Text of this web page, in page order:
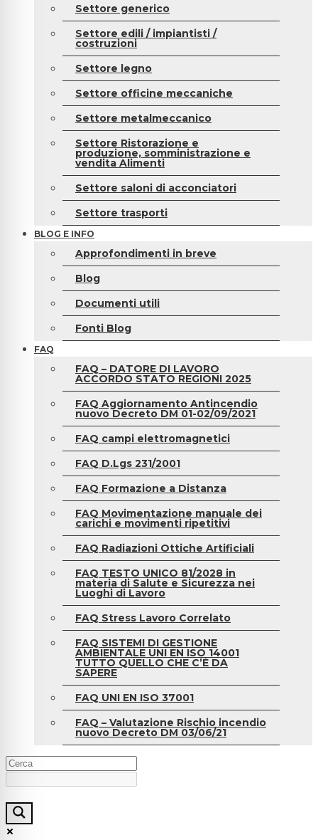
Settore generico
Settore edili / impiantisti /
costruzioni
Settore legno
Settore officine meccaniche
Settore metalmeccanico
Settore Ristorazione e
produzione, somministrazione e
vendita Alimenti
Settore saloni di acconciatori
Settore trasporti
BLOG E INFO
Approfondimenti in breve
Blog
Documenti utili
Fonti Blog
FAQ
FAQ – DATORE DI LAVORO
ACCORDO STATO REGIONI 2025
FAQ Aggiornamento Antincendio
nuovo Decreto DM 01-02/09/2021
FAQ campi elettromagnetici
FAQ D.Lgs 231/2001
FAQ Formazione a Distanza
FAQ Movimentazione manuale dei
carichi e movimenti ripetitivi
FAQ Radiazioni Ottiche Artificiali
FAQ TESTO UNICO 81/2028 in
materia di Salute e Sicurezza nei
Luoghi di Lavoro
FAQ Stress Lavoro Correlato
FAQ SISTEMI DI GESTIONE
AMBIENTALE UNI EN ISO 14001
TUTTO QUELLO CHE C’È DA
SAPERE
FAQ UNI EN ISO 37001
FAQ – Valutazione Rischio incendio
nuovo Decreto DM 03/06/21